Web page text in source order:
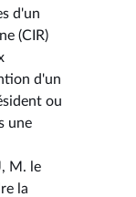
d'un
(CIR)
d'un
ou
une
M. le
la